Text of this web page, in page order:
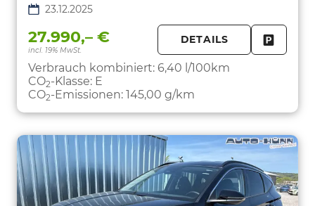
23.12.2025
27.990,– €
incl. 19% MwSt.
DETAILS
Verbrauch kombiniert: 6,40 l/100km
CO2-Klasse: E
CO2-Emissionen: 145,00 g/km